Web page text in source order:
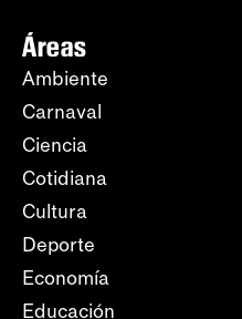
Áreas
Ambiente
Carnaval
Ciencia
Cotidiana
Cultura
Deporte
Economía
Educación